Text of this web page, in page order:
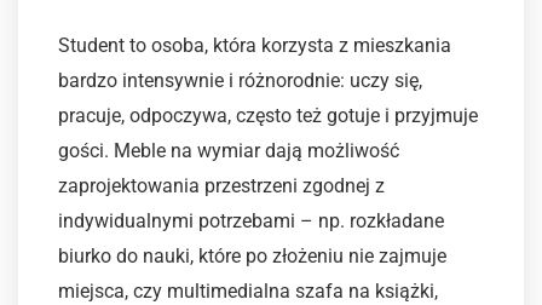
Student to osoba, która korzysta z mieszkania
bardzo intensywnie i różnorodnie: uczy się,
pracuje, odpoczywa, często też gotuje i przyjmuje
gości. Meble na wymiar dają możliwość
zaprojektowania przestrzeni zgodnej z
indywidualnymi potrzebami – np. rozkładane
biurko do nauki, które po złożeniu nie zajmuje
miejsca, czy multimedialna szafa na książki,